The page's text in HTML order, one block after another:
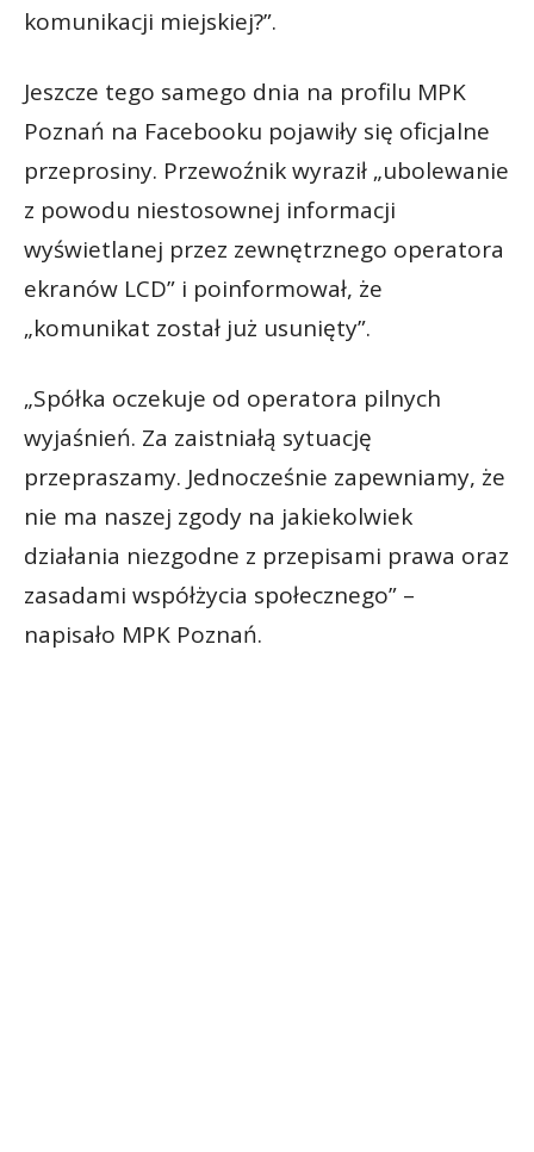
komunikacji miejskiej?”.
Jeszcze tego samego dnia na profilu MPK
Poznań na Facebooku pojawiły się oficjalne
przeprosiny. Przewoźnik wyraził „ubolewanie
z powodu niestosownej informacji
wyświetlanej przez zewnętrznego operatora
ekranów LCD” i poinformował, że
„komunikat został już usunięty”.
„Spółka oczekuje od operatora pilnych
wyjaśnień. Za zaistniałą sytuację
przepraszamy. Jednocześnie zapewniamy, że
nie ma naszej zgody na jakiekolwiek
działania niezgodne z przepisami prawa oraz
zasadami współżycia społecznego” –
napisało MPK Poznań.